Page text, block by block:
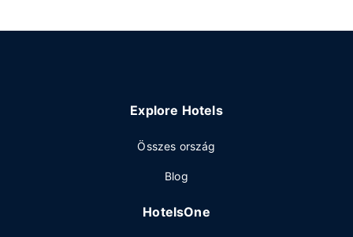
Explore Hotels
Összes ország
Blog
HotelsOne